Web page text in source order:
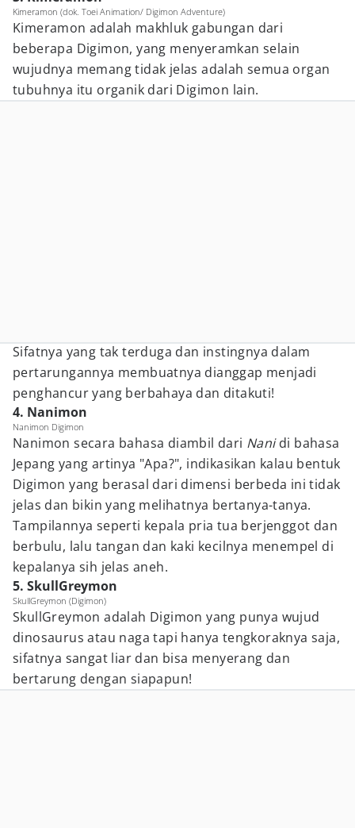
Kimeramon (dok. Toei Animation/ Digimon Adventure)
Kimeramon adalah makhluk gabungan dari
beberapa Digimon, yang menyeramkan selain
wujudnya memang tidak jelas adalah semua organ
tubuhnya itu organik dari Digimon lain.
Sifatnya yang tak terduga dan instingnya dalam
pertarungannya membuatnya dianggap menjadi
penghancur yang berbahaya dan ditakuti!
4. Nanimon
Nanimon Digimon
Nanimon secara bahasa diambil dari Nanidi bahasa
Jepang yang artinya "Apa?", indikasikan kalau bentuk
Digimon yang berasal dari dimensi berbeda ini tidak
jelas dan bikin yang melihatnya bertanya-tanya.
Tampilannya seperti kepala pria tua berjenggot dan
berbulu, lalu tangan dan kaki kecilnya menempel di
kepalanya sih jelas aneh.
5. SkullGreymon
SkullGreymon (Digimon)
SkullGreymon adalah Digimon yang punya wujud
dinosaurus atau naga tapi hanya tengkoraknya saja,
sifatnya sangat liar dan bisa menyerang dan
bertarung dengan siapapun!